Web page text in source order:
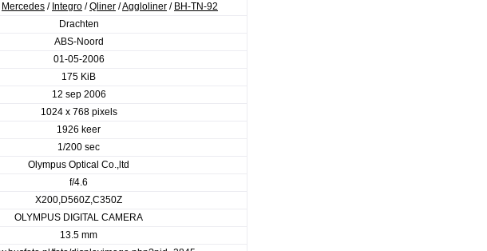
Mercedes / Integro /Qliner /Aggloliner / BH-TN-92
Drachten
ABS-Noord
01-05-2006
175 KiB
12 sep 2006
1024 x 768 pixels
1926 keer
1/200 sec
Olympus Optical Co.,ltd
f/4.6
X200,D560Z,C350Z
OLYMPUS DIGITAL CAMERA
13.5 mm